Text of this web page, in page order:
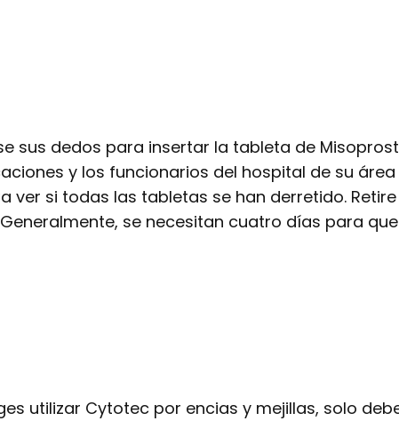
sus dedos para insertar la tableta de
y los funcionarios del hospital de su
ver si todas las tabletas se han derretido.
se necesitan cuatro días para
utilizar Cytotec por encias y mejillas, solo